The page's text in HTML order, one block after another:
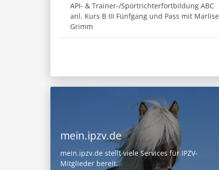
API- & Trainer-/Sportrichterfortbildung ABC
anl. Kurs B III Fünfgang und Pass mit Marlise
Grimm
mein.ipzv.de
mein.ipzv.de stellt viele Services für IPZV-
Mitglieder bereit.